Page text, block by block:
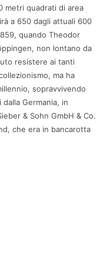
metri quadrati di area
a 650 dagli attuali 600
quando Theodor
non lontano da
resistere ai tanti
ma ha
sopravvivendo
Germania, in
& Sohn GmbH & Co.
che era in bancarotta